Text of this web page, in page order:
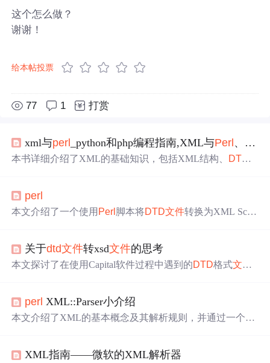
这个怎么做？
谢谢！
给本帖投票
77 1 打赏
xml与perl _python和php编程指南,XML与Perl、Python和PHP编程指南
本书详细介绍了XML的基础知识，包括XML结构、
DTD
析XML文档、转换XML数据以及利用XML进行数据交
互，如SOAP和XML-RPC。此外，还涉及Unicode在各语言
perl
本文介绍了一个使用 Perl 脚本将DTD文件转换为XML Sche
脚本还支持DTD文件的参数实体、属性组、模型组、子代
组的处理，以及XML模式文件的生成。
关于dtd文件转xsd文件的思考
本文探讨了在使用Capital软件过程中遇到的DTD格式文件
解决方案。
perl XML::Parser小介绍
本文介绍了XML的基本概念及其解析规则，并通过一个Pe
XML指南——微软的XML解析器